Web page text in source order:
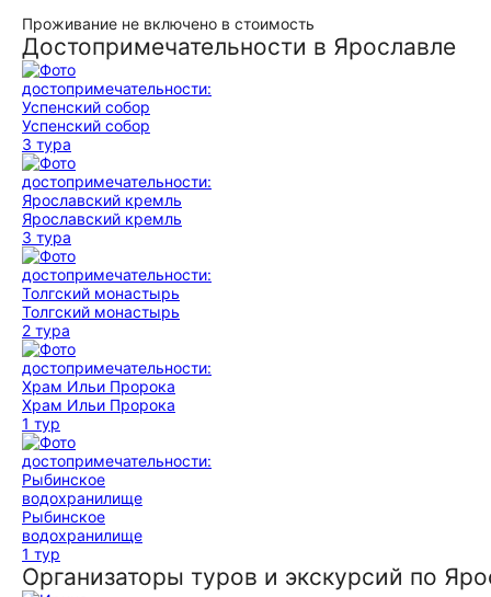
Проживание не включено в стоимость
Достопримечательности в Ярославле
Успенский собор
3 тура
Ярославский кремль
3 тура
Толгский монастырь
2 тура
Храм Ильи Пророка
1 тур
Рыбинское
водохранилище
1 тур
Организаторы туров и экскурсий по